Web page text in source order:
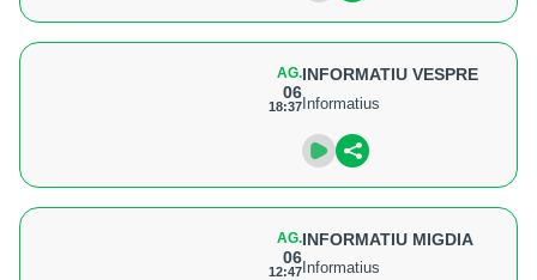
AG.
06
18:37
INFORMATIU VESPRE
Informatius
AG.
06
12:47
INFORMATIU MIGDIA
Informatius